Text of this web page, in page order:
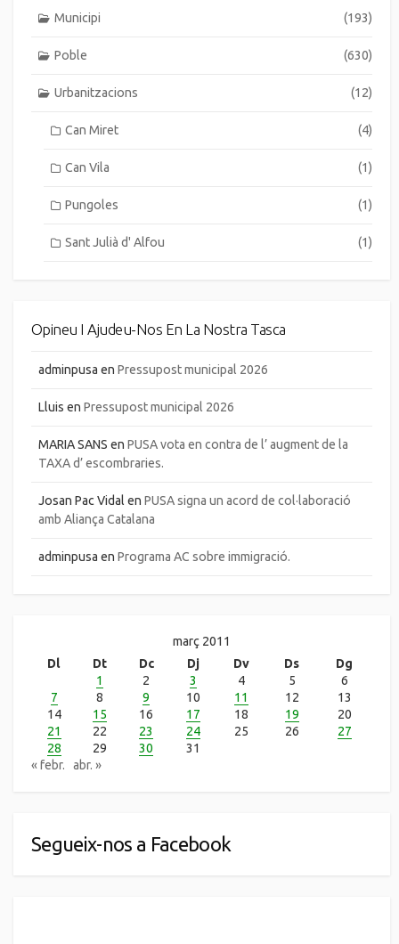
Municipi (193)
Poble (630)
Urbanitzacions (12)
Can Miret (4)
Can Vila (1)
Pungoles (1)
Sant Julià d' Alfou (1)
Opineu I Ajudeu-Nos En La Nostra Tasca
adminpusa en Pressupost municipal 2026
Lluis en Pressupost municipal 2026
MARIA SANS en PUSA vota en contra de l’ augment de la
TAXA d’ escombraries.
Josan Pac Vidal en PUSA signa un acord de col·laboració
amb Aliança Catalana
adminpusa en Programa AC sobre immigració.
març 2011
Dl
Dt Dc Dj Dv Ds
Dg
1
2 3 4 5
6
7
8 9 10 11 12
13
14
15 16 17 18 19
20
21
22 23 24 25 26
27
28
29 30
31
« febr.
abr. »
Segueix-nos a Facebook